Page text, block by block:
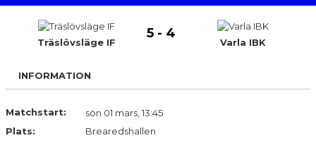
KALENDER
MATCHER
Träslövsläge IF
5 - 4
Varla IBK
INFORMATION
Matchstart:
sön 01 mars, 13:45
Plats:
Brearedshallen